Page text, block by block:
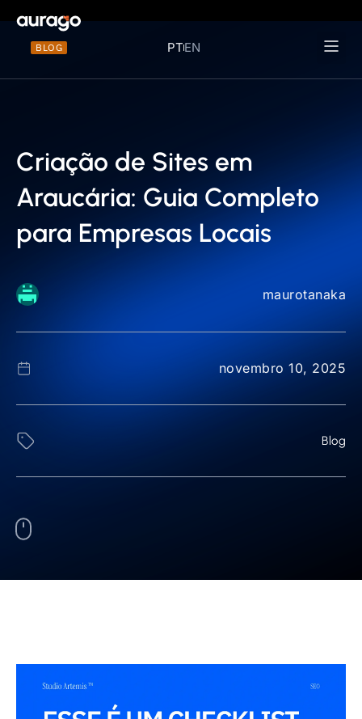
BLOG PTEN
Criação de Sites em
Araucária: Guia Completo
para Empresas Locais
maurotanaka
novembro 10, 2025
Blog